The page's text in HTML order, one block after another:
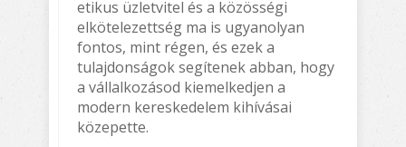
etikus üzletvitel és a közösségi
elkötelezettség ma is ugyanolyan
fontos, mint régen, és ezek a
tulajdonságok segítenek abban, hogy
a vállalkozásod kiemelkedjen a
modern kereskedelem kihívásai
közepette.